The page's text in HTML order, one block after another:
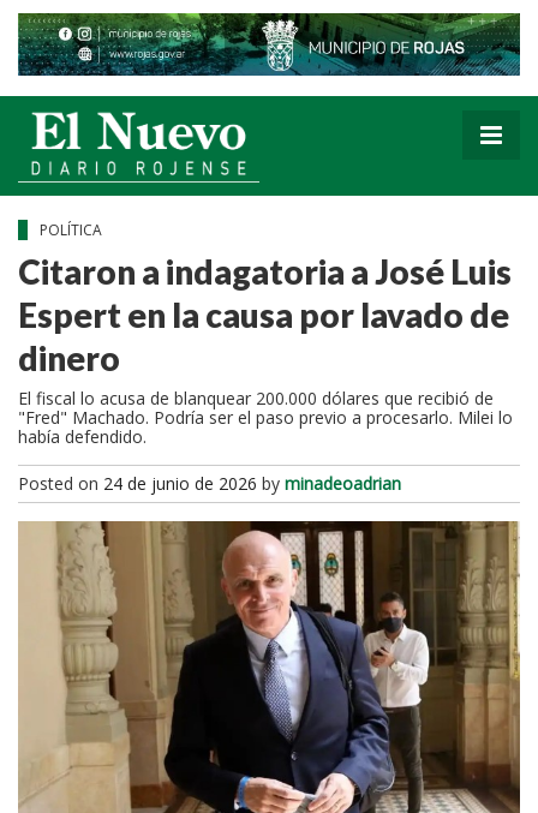
POLÍTICA
Citaron a indagatoria a José Luis
Espert en la causa por lavado de
dinero
El fiscal lo acusa de blanquear 200.000 dólares que recibió de
"Fred" Machado. Podría ser el paso previo a procesarlo. Milei lo
había defendido.
Posted on 24 de junio de 2026 by minadeoadrian